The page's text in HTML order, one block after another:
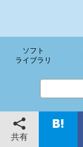
ソフト
ライブラリ
共有